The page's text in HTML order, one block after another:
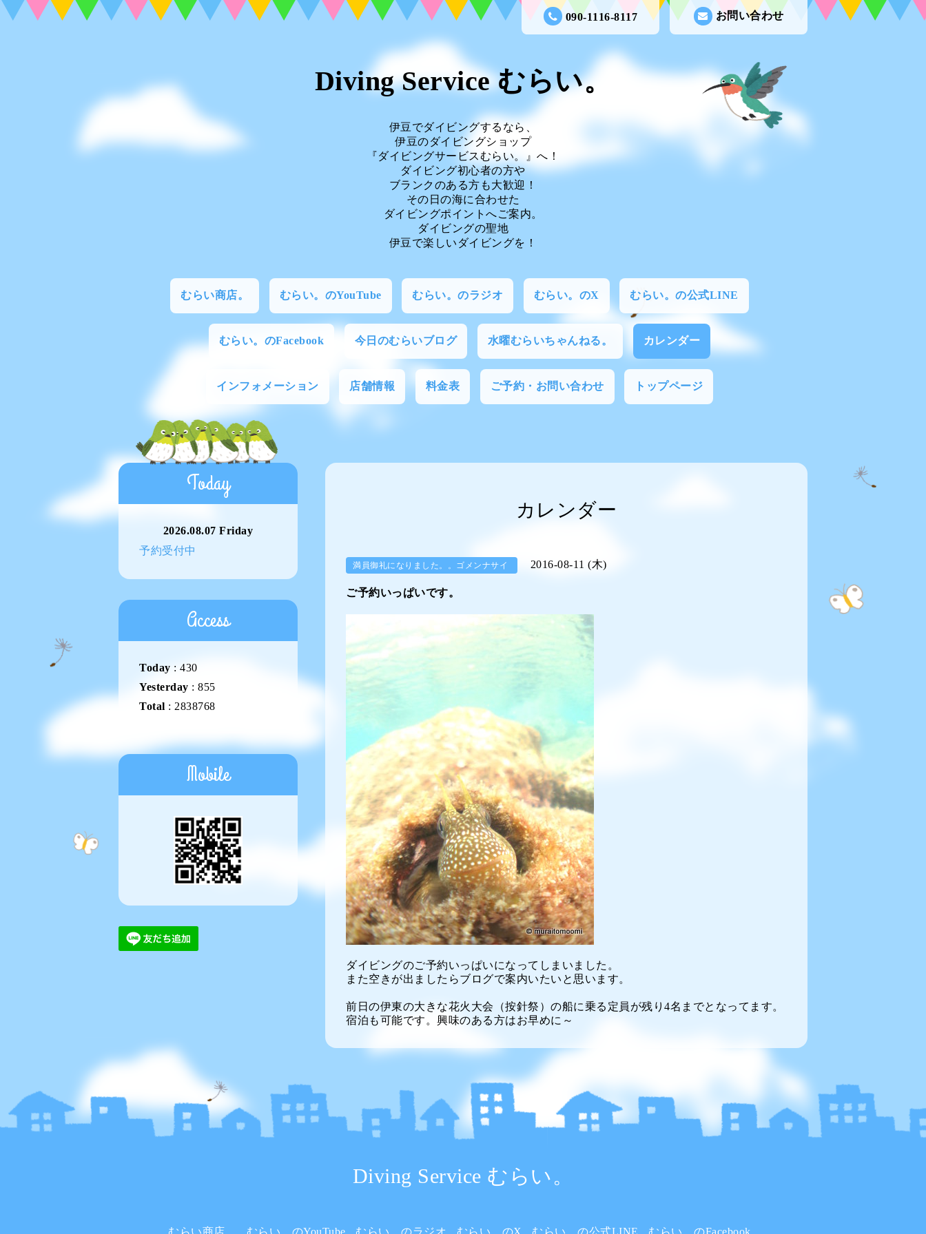
お問い合わせ
090-1116-8117
Diving Service むらい。
伊豆でダイビングするなら、
伊豆のダイビングショップ
『ダイビングサービスむらい。』へ！
ダイビング初心者の方や
ブランクのある方も大歓迎！
その日の海に合わせた
ダイビングポイントへご案内。
ダイビングの聖地
伊豆で楽しいダイビングを！
むらい商店。 むらい。のYouTube むらい。のラジオ むらい。のX むらい。の公式LINE
むらい。のFacebook 今日のむらいブログ 水曜むらいちゃんねる。 カレンダー
インフォメーション 店舗情報 料金表 ご予約・お問い合わせ トップページ
カレンダー
満員御礼になりました。。ゴメンナサイ 2016-08-11 (木)
ご予約いっぱいです。
ダイビングのご予約いっぱいになってしまいました。
また空きが出ましたらブログで案内いたいと思います。
前日の伊東の大きな花火大会（按針祭）の船に乗る定員が残り4名までとなってます。
宿泊も可能です。興味のある方はお早めに～
Today
2026.08.07 Friday
予約受付中
Access
Today : 430
Yesterday : 855
Total : 2838768
Mobile
Diving Service むらい。
むらい商店。 むらい。のYouTube むらい。のラジオ むらい。のX むらい。の公式LINE むらい。のFacebook